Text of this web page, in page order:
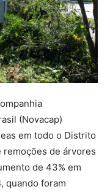
(Novacap)
em todo o Distrito
remoções de árvores
de 43% em
quando foram